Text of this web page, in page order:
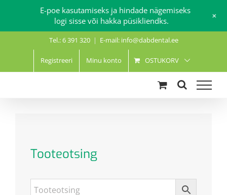
Tel.: 6 391 320 | E-mail: info@dabdental.ee
Registreeri Minu konto OSTUKORV
Tooteotsing
E-poe kasutamiseks ja hindade nägemiseks
logi sisse või hakka püsikliendks.
+